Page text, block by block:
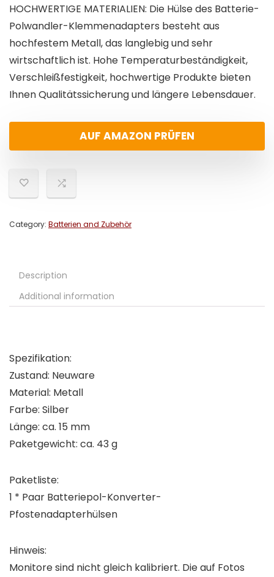
HOCHWERTIGE MATERIALIEN: Die Hülse des Batterie-
Polwandler-Klemmenadapters besteht aus
hochfestem Metall, das langlebig und sehr
wirtschaftlich ist. Hohe Temperaturbeständigkeit,
Verschleißfestigkeit, hochwertige Produkte bieten
Ihnen Qualitätssicherung und längere Lebensdauer.
AUF AMAZON PRÜFEN
Category: Batterien and Zubehör
Description
Additional information
Spezifikation:
Zustand: Neuware
Material: Metall
Farbe: Silber
Länge: ca. 15 mm
Paketgewicht: ca. 43 g
Paketliste:
1 * Paar Batteriepol-Konverter-
Pfostenadapterhülsen
Hinweis:
Monitore sind nicht gleich kalibriert. Die auf Fotos